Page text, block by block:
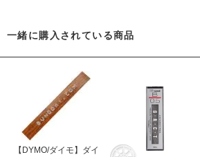
一緒に購入されている商品
【DYMO/ダイモ】ダイ